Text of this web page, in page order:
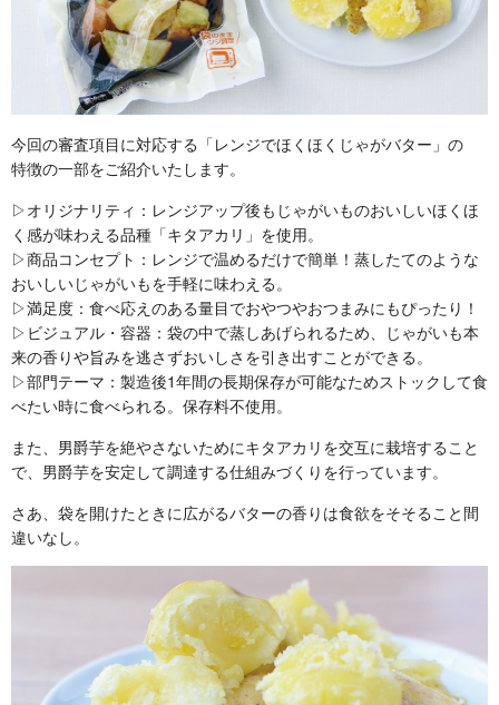
今回の審査項目に対応する「レンジでほくほくじゃがバター」の
特徴の一部をご紹介いたします。
▷オリジナリティ：レンジアップ後もじゃがいものおいしいほくほ
く感が味わえる品種「キタアカリ」を使用。
▷商品コンセプト：レンジで温めるだけで簡単！蒸したてのような
おいしいじゃがいもを手軽に味わえる。
▷満足度：食べ応えのある量目でおやつやおつまみにもぴったり！
▷ビジュアル・容器：袋の中で蒸しあげられるため、じゃがいも本
来の香りや旨みを逃さずおいしさを引き出すことができる。
▷部門テーマ：製造後1年間の長期保存が可能なためストックして食
べたい時に食べられる。保存料不使用。
また、男爵芋を絶やさないためにキタアカリを交互に栽培すること
で、男爵芋を安定して調達する仕組みづくりを行っています。
さあ、袋を開けたときに広がるバターの香りは食欲をそそること間
違いなし。